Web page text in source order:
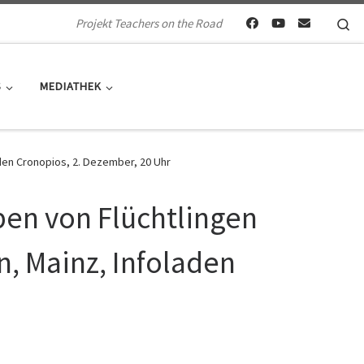
Projekt Teachers on the Road
MEDIATHEK
Cronopios, 2. Dezember, 20 Uhr
von Flüchtlingen
Mainz, Infoladen